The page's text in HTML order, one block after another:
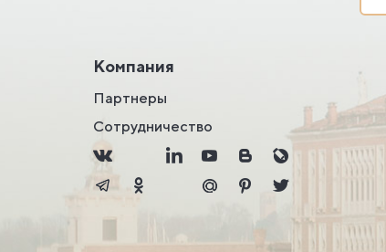
Компания
Партнеры
Сотрудничество